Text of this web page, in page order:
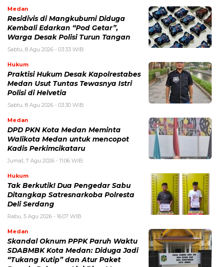
Medan
Residivis di Mangkubumi Diduga
Kembali Edarkan “Pod Getar”,
Warga Desak Polisi Turun Tangan
Sabtu, 8 Agu 2026 - 03:33 WIB
Hukum
Praktisi Hukum Desak Kapolrestabes
Medan Usut Tuntas Tewasnya Istri
Polisi di Helvetia
Sabtu, 8 Agu 2026 - 03:30 WIB
Medan
DPD PKN Kota Medan Meminta
Walikota Medan untuk mencopot
Kadis Perkimcikataru
Jumat, 7 Agu 2026 - 11:06 WIB
Hukum
Tak Berkutik! Dua Pengedar Sabu
Ditangkap Satresnarkoba Polresta
Deli Serdang
Rabu, 5 Agu 2026 - 16:07 WIB
Medan
Skandal Oknum PPPK Paruh Waktu
SDABMBK Kota Medan: Diduga Jadi
“Tukang Kutip” dan Atur Paket